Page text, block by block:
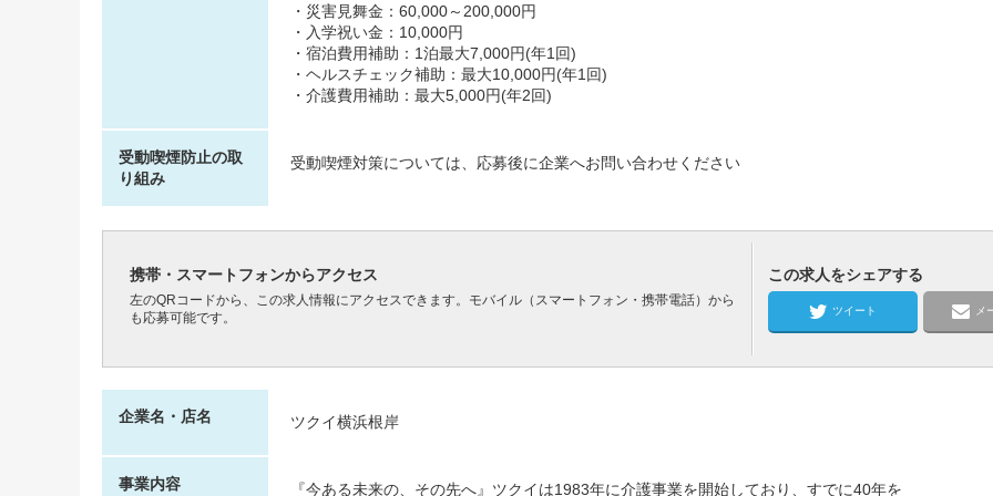
・災害見舞金：60,000～200,000円
・入学祝い金：10,000円
・宿泊費用補助：1泊最大7,000円(年1回)
・ヘルスチェック補助：最大10,000円(年1回)
・介護費用補助：最大5,000円(年2回)
受動喫煙防止の取
り組み
受動喫煙対策については、応募後に企業へお問い合わせください
携帯・スマートフォンからアクセス
左のQRコードから、この求人情報にアクセスできます。モバイル（スマートフォン・携帯電話）から
も応募可能です。
この求人をシェアする
ツイート メ
企業名・店名 ツクイ横浜根岸
事業内容 『今ある未来の、その先へ』ツクイは1983年に介護事業を開始しており、すでに40年を